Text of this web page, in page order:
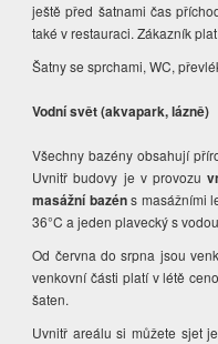
ještě před šatnami čas
také v restauraci. Zákazník
Šatny se sprchami, WC,
Vodní svět (akvapark, lázně)
Všechny bazény obsahují
Uvnitř budovy je v provozu
masážní bazéns masážními
36°C a jeden plavecký s
Od června do srpna jsou
venkovní části platí v létě
šaten.
Uvnitř areálu si můžete sjet